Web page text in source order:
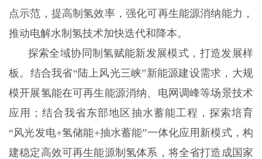
点示范，提高制氢效率，强化可再生能源消纳能力，
推动电解水制氢技术加快迭代和降本。
探索全域协同制氢赋能新发展模式，打造发展样
板。结合我省“陆上风光三峡”新能源建设需求，大规
模开展氢能在可再生能源消纳、电网调峰等场景技术
应用；结合我省东部地区抽水蓄能工程，探索培育
“风光发电+氢储能+抽水蓄能”一体化应用新模式，构
建稳定高效可再生能源制氢体系，将全省打造成国家